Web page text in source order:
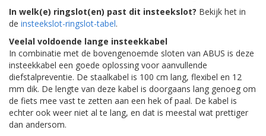
In welk(e) ringslot(en) past dit insteekslot? Bekijk het in
de insteekslot-ringslot-tabel.
Veelal voldoende lange insteekkabel
In combinatie met de bovengenoemde sloten van ABUS is deze
insteekkabel een goede oplossing voor aanvullende
diefstalpreventie. De staalkabel is 100 cm lang, flexibel en 12
mm dik. De lengte van deze kabel is doorgaans lang genoeg om
de fiets mee vast te zetten aan een hek of paal. De kabel is
echter ook weer niet al te lang, en dat is meestal wat prettiger
dan andersom.